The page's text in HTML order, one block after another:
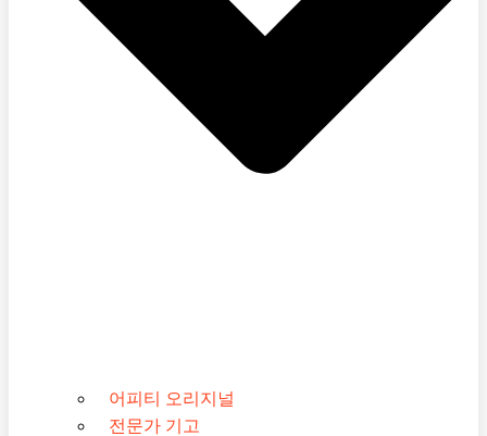
어피티 오리지널
전문가 기고